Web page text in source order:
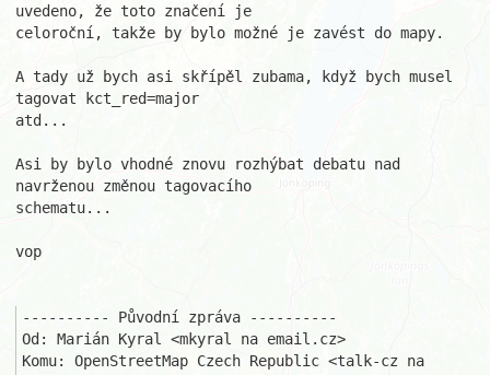
uvedeno, že toto značení je
celoroční, takže by bylo možné je zavést do mapy.
A tady už bych asi skřípěl zubama, když bych musel
tagovat kct_red=major
atd...
Asi by bylo vhodné znovu rozhýbat debatu nad
navrženou změnou tagovacího
schematu...
vop
---------- Původní zpráva ----------
Od: Marián Kyral <mkyral na email.cz>
Komu: OpenStreetMap Czech Republic <talk-cz na